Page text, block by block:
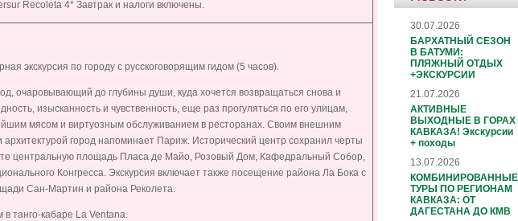
Recoleta 4* Завтрак и налоги включены.
экскурсия по городу с русскоговорящим гидом (5 часов).
очаровывающий до глубины души, куда хочется возвращаться снова и
изысканность и чувственность, еще раз прогуляться по его улицам,
мясом и виртуозным обслуживанием в ресторанах. Своим внешним
город напоминает Париж. Исторический центр сохранил черты
центральную площадь Пласа де Майо, Розовый Дом, Кафедральный Собор,
Конгресса. Экскурсия включает также посещение района Ла Бока с
Сан-Мартин и района Реколета.
танго-кабаре La Ventana.
30.07.2026
БАРХАТНЫЙ СЕЗОН
В БАТУМИ:
ПЛЯЖНЫЙ ОТДЫХ
+ЭКСКУРСИИ
21.07.2026
АКТИВНЫЕ
ВЫХОДНЫЕ В ГОРАХ
КАВКАЗА! Экскурсии
+ походы
13.07.2026
КОМБИНИРОВАННЫЕ
ТУРЫ ПО РЕГИОНАМ
КАВКАЗА: ОТ
ДАГЕСТАНА ДО КМВ